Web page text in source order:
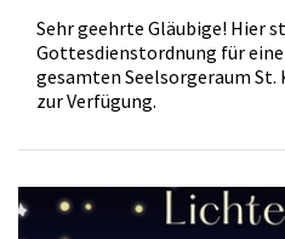
Sehr geehrte Gläubige! Hier
Gottesdienstordnung für
gesamten Seelsorgeraum St.
zur Verfügung.